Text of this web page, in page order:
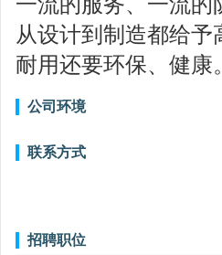
从设计到制造都给
耐用还要环保、健康。
公司环境
联系方式
招聘职位